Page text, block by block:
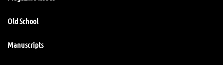
Old School
Manuscripts